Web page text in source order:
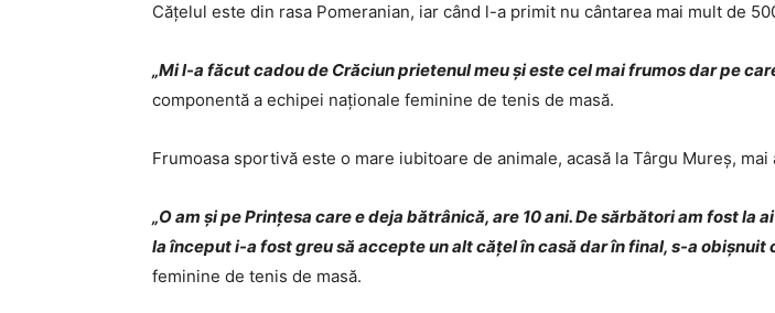
Cățelul este din rasa Pomeranian, iar când l-a primit nu cântarea mai mult de
„Mi l-a făcut cadou de Crăciun prietenul meu și este cel mai frumos dar pe
componentă a echipei naționale feminine de tenis de masă.
Frumoasa sportivă este o mare iubitoare de animale, acasă la Târgu Mureș,
„O am și pe Prințesa care e deja bătrânică, are 10 ani. De sărbători am fost
la început i-a fost greu să accepte un alt cățel în casă dar în final, s-a obișnuit
feminine de tenis de masă.